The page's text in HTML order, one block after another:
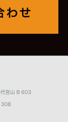
官山 B 603